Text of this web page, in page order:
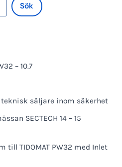
Sök
– 10.7
teknisk säljare inom säkerhet
SECTECH 14 – 15
till TIDOMAT PW32 med Inlet